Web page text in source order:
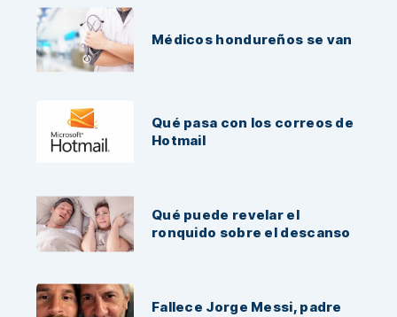
Médicos hondureños se van
Qué pasa con los correos de
Hotmail
Qué puede revelar el
ronquido sobre el descanso
Fallece Jorge Messi, padre